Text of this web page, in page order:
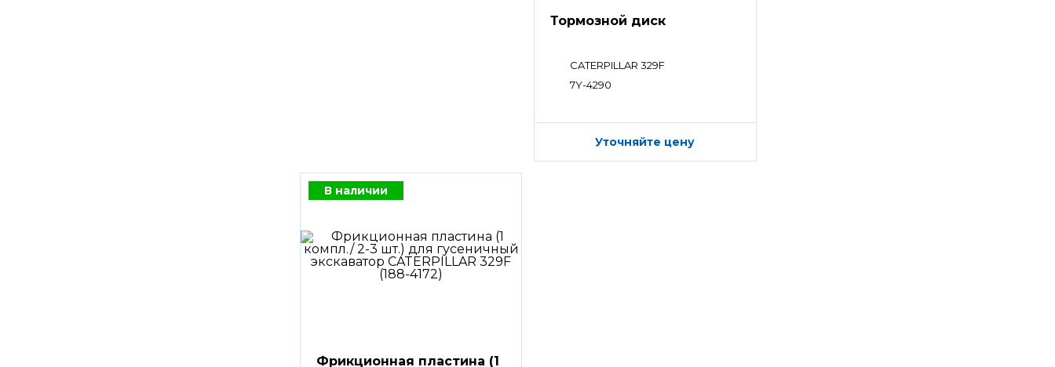
Тормозной диск
CATERPILLAR 329F
7Y-4290
Уточняйте цену
В наличии
Фрикционная пластина (1